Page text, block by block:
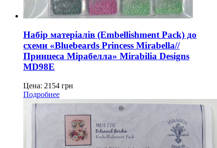
Набір матеріалів (Embellishment Pack) до
схеми «Bluebeards Princess Mirabella//
Принцеса Мірабелла» Mirabilia Designs
MD98E
Цена: 2154 грн
Подробнее